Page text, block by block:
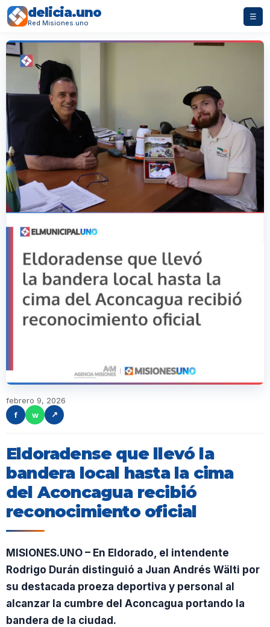
delicia.uno
Red Misiones.uno
☰
febrero 9, 2026
f
w ↗
Eldoradense que llevó la
bandera local hasta la cima
del Aconcagua recibió
reconocimiento oficial
MISIONES.UNO – En Eldorado, el intendente
Rodrigo Durán distinguió a Juan Andrés Wälti por
su destacada proeza deportiva y personal al
alcanzar la cumbre del Aconcagua portando la
bandera de la ciudad.